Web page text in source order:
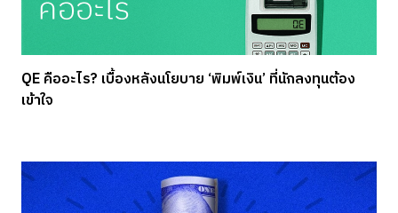
QE คืออะไร? เบื้องหลังนโยบาย ‘พิมพ์เงิน’ ที่นักลงทุนต้อง
เข้าใจ